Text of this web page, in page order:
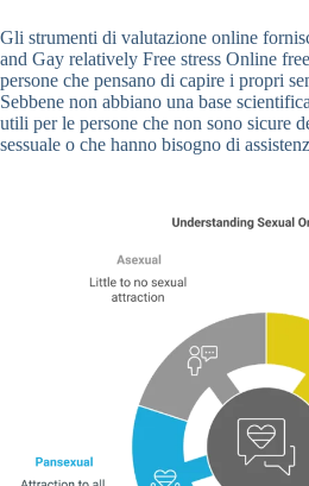
Gli strumenti di valutazione online
and Gay relatively Free stress Online
persone che pensano di capire i propri
Sebbene non abbiano una base
utili per le persone che non sono sicure
sessuale o che hanno bisogno di